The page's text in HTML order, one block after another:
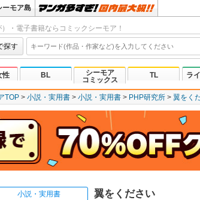
ーモア島
・電子書籍ならコミックシーモア！
探す
性 BL
シーモア
コミックス
TL ラ
TOP 小説・実用書 小説・実用書 PHP研究所 翼をく
小説・実用書 翼をください